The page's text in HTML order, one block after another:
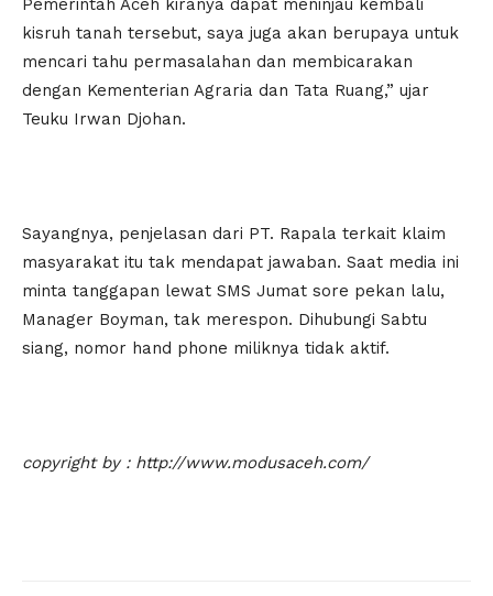
Pemerintah Aceh kiranya dapat meninjau kembali
kisruh tanah tersebut, saya juga akan berupaya untuk
mencari tahu permasalahan dan membicarakan
dengan Kementerian Agraria dan Tata Ruang,” ujar
Teuku Irwan Djohan.
Sayangnya, penjelasan dari PT. Rapala terkait klaim
masyarakat itu tak mendapat jawaban. Saat media ini
minta tanggapan lewat SMS Jumat sore pekan lalu,
Manager Boyman, tak merespon. Dihubungi Sabtu
siang, nomor hand phone miliknya tidak aktif.
copyright by : http://www.modusaceh.com/